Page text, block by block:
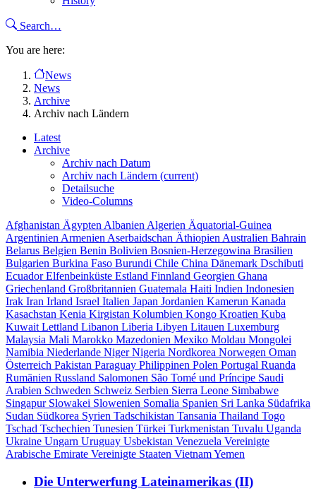
Search…
You are here:
News
News
Archive
Archiv nach Ländern
Latest
Archive
Archiv nach Datum
Archiv nach Ländern (current)
Detailsuche
Video-Columns
Afghanistan Ägypten Albanien Algerien Äquatorial-Guinea
Argentinien Armenien Aserbaidschan Äthiopien Australien Bahrain
Belarus Belgien Benin Bolivien Bosnien-Herzegowina Brasilien
Bulgarien Burkina Faso Burundi Chile China Dänemark Dschibuti
EcuadorElfenbeinküste Estland Finnland Georgien Ghana
Griechenland Großbritannien Guatemala Haiti Indien Indonesien
Irak Iran Irland Israel Italien Japan Jordanien Kamerun Kanada
Kasachstan Kenia Kirgistan Kolumbien Kongo Kroatien Kuba
Kuwait Lettland Libanon Liberia Libyen Litauen Luxemburg
Malaysia Mali Marokko Mazedonien Mexiko Moldau Mongolei
Namibia Niederlande NigerNigeria Nordkorea Norwegen Oman
Österreich Pakistan Paraguay Philippinen Polen Portugal Ruanda
Rumänien Russland Salomonen São Tomé und Príncipe Saudi
Arabien Schweden Schweiz Serbien Sierra Leone Simbabwe
Singapur Slowakei Slowenien Somalia Spanien Sri Lanka Südafrika
Sudan Südkorea Syrien Tadschikistan Tansania Thailand Togo
Tschad Tschechien Tunesien Türkei Turkmenistan Tuvalu Uganda
Ukraine Ungarn Uruguay Usbekistan Venezuela Vereinigte
Arabische Emirate Vereinigte Staaten VietnamYemen
Die Unterwerfung Lateinamerikas (II)